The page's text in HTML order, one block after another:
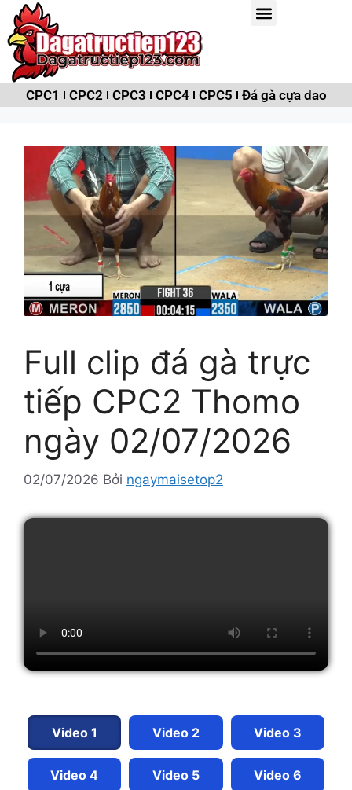
CPC1 CPC2 CPC3 CPC4 CPC5 Đá gà cựa dao
Full clip đá gà trực
tiếp CPC2 Thomo
ngày 02/07/2026
02/07/2026 Bởi ngaymaisetop2
Video 1 Video 2 Video 3
Video 4 Video 5 Video 6